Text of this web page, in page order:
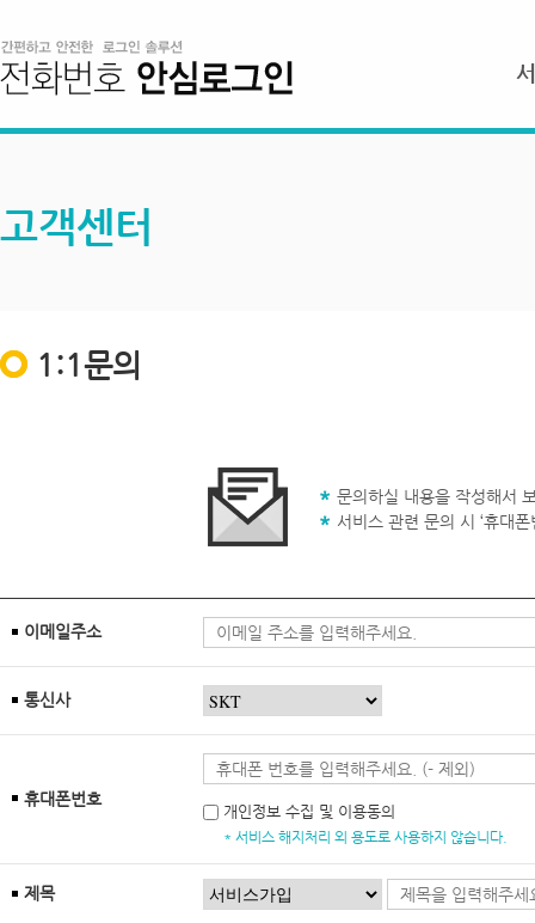
고객센터
1:1문의
문의하실 내용을 작성해서
서비스 관련 문의 시 ‘휴대
이메일주소
통신사
휴대폰번호
개인정보 수집 및 이용동의
* 서비스 해지처리 외 용도로 사용하지 않습니다.
제목